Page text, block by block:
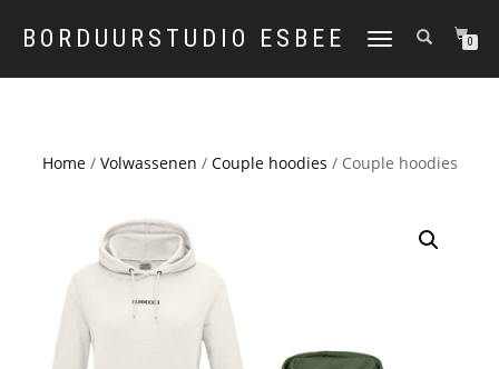
BORDUURSTUDIO ESBEE
TOGGLE
0
Home/ Volwassenen / Couple hoodies / Couple hoodies